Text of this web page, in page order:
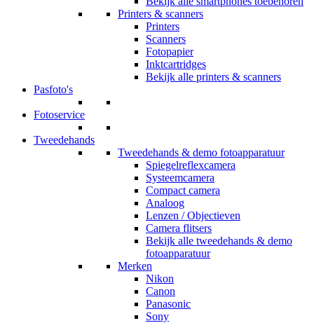
Printers & scanners
Printers
Scanners
Fotopapier
Inktcartridges
Bekijk alle printers & scanners
Pasfoto's
Fotoservice
Tweedehands
Tweedehands & demo fotoapparatuur
Spiegelreflexcamera
Systeemcamera
Compact camera
Analoog
Lenzen / Objectieven
Camera flitsers
Bekijk alle tweedehands & demo
fotoapparatuur
Merken
Nikon
Canon
Panasonic
Sony